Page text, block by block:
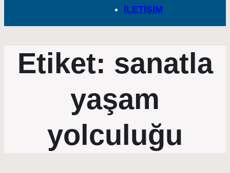
İLETİŞİM
Etiket: sanatla
yaşam
yolculuğu